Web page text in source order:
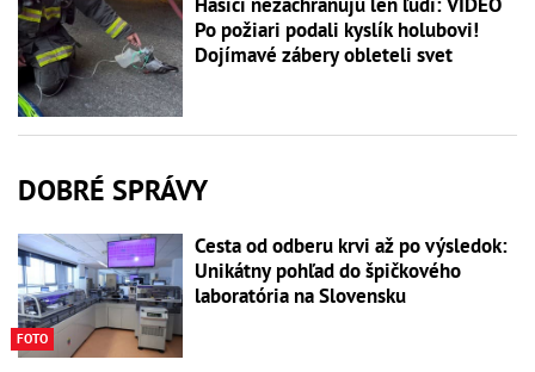
Po požiari podali kyslík holubovi!
Dojímavé zábery obleteli svet
DOBRÉ SPRÁVY
FOTO
Cesta od odberu krvi až po výsledok:
Unikátny pohľad do špičkového
laboratória na Slovensku